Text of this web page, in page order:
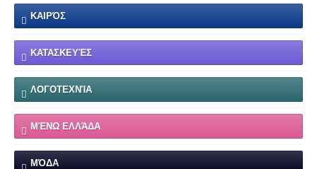
ΚΑΙΡΌΣ
ΚΑΤΑΣΚΕΥΈΣ
ΛΟΓΟΤΕΧΝΊΑ
ΜΈΝΩ ΕΛΛΆΔΑ
ΜΌΔΑ